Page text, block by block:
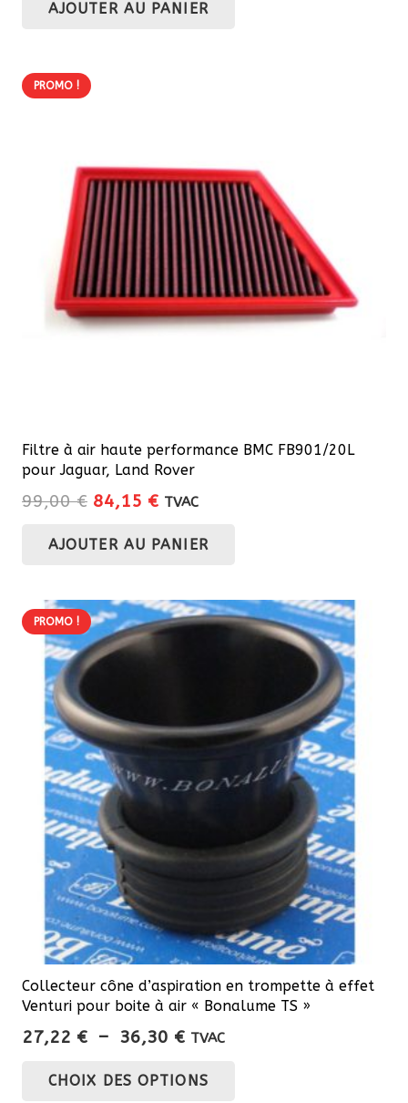
initial
actuel
AJOUTER AU PANIER
PROMO !
Filtre à air haute performance BMC FB901/20L
pour Jaguar, Land Rover
99,00€ Le
initial
99,00 €.
84,15 €Le
actuel
84,15 €.
TVAC
AJOUTER AU PANIER
PROMO !
Collecteur cône d’aspiration en trompette à effet
Venturi pour boite à air « Bonalume TS »
27,22 € – 36,30 €Plage
prix :
TVAC
CHOIX DES OPTIONS